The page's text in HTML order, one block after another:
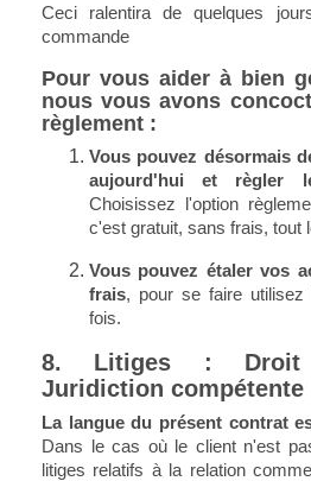
Ceci ralentira de quelques
commande
Pour vous aider à bien
nous vous avons
règlement :
Vous pouvez désormais
aujourd'hui et règler
Choisissez l'option
c'est gratuit, sans frais, tout
Vous pouvez étaler vos
frais, pour se faire
fois.
8. Litiges : Droit
Juridiction compétente
La langue du présent contrat
Dans le cas où le client n'est
litiges relatifs à la relation